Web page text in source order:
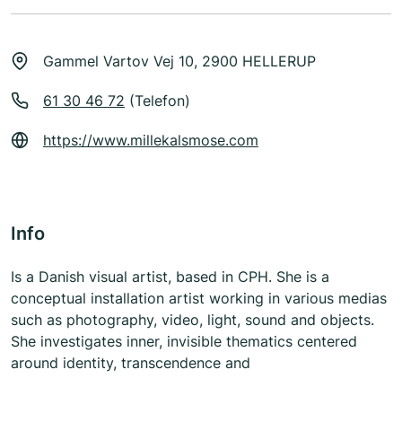
Gammel Vartov Vej 10, 2900 HELLERUP
61 30 46 72 (Telefon)
https://www.millekalsmose.com
Info
Is a Danish visual artist, based in CPH. She is a
conceptual installation artist working in various medias
such as photography, video, light, sound and objects.
She investigates inner, invisible thematics centered
around identity, transcendence and